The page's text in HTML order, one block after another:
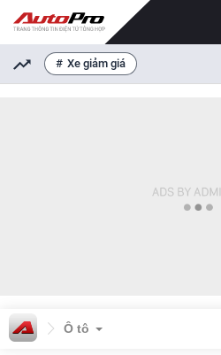
Xe giảm giá
Ô tô